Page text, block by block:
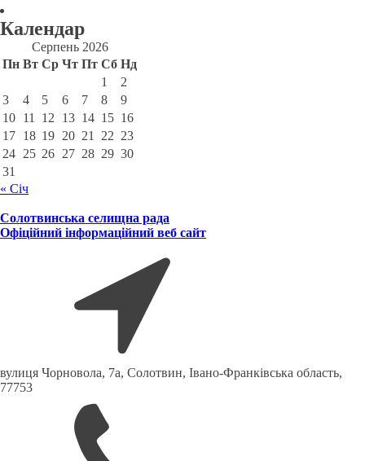
Календар
Серпень 2026
Пн Вт Ср Чт Пт Сб Нд
1
2
3
4 5 6 7 8
9
10 11 12 13 14 15 16
17 18 19 20 21 22 23
24 25 26 27 28 29 30
31
« Січ
Солотвинська селищна рада
Офіційний інформаційний веб сайт
вулиця Чорновола, 7a, Солотвин, Івано-Франківська область,
77753